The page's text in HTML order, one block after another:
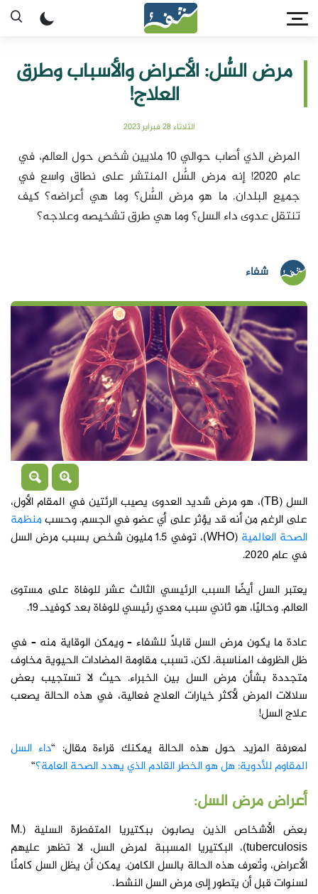
مرض السُّل: الأعراض والأسباب وطرق
العلاج!
الثلاثاء 28 فبراير 2023
المرض الذي أصاب حوالي 10 ملايين شخص حول العالم، في
عام 2020! إنه مرض السُّل المنتشر على نطاق واسع في
جميع البلدان. ما هو مرض السُّل؟ وما هي أعراضه؟ كيف
تنتقل عدوى داء السل؟ وما هي طرق تشخيصه وعلاجه؟
شفاء
السل (TB)، هو مرض شديد العدوى يصيب الرئتين في المقام الأول،
على الرغم من أنه قد يؤثر على أي عضو في الجسم. وحسبمنظمة
الصحة العالمية
(WHO)، توفي 1.5 مليون شخص بسبب مرض السل
في عام 2020.
يعتبر السل أيضًا السبب الرئيسي الثالث عشر للوفاة على مستوى
العالم. وحاليًا، هو ثاني سبب معدي رئيسي للوفاة بعد كوفيدـ 19.
عادة ما يكون مرض السل قابلاً للشفاء – ويمكن الوقاية منه – في
ظل الظروف المناسبة. لكن، تسبب مقاومة المضادات الحيوية مخاوف
متجددة بشأن مرض السل بين الخبراء. حيث لا تستجيب بعض
سلالات المرض لأكثر خيارات العلاج فعالية، في هذه الحالة يصعب
علاج السل!
لمعرفة المزيد حول هذه الحالة يمكنك قراءة مقال: “داء السل
المقاوم للأدوية: هل هو الخطر القادم الذي يهدد الصحة العامة؟“
أعراض مرض السل:
بعض الأشخاص الذين يصابون ببكتيريا المتفطرة السلية (M.
tuberculosis)، البكتيريا المسببة لمرض السل، لا تظهر عليهم
الأعراض، وتُعرف هذه الحالة بالسل الكامن. يمكن أن يظل السل كامنًا
لسنوات قبل أن يتطور إلى مرض السل النشط.